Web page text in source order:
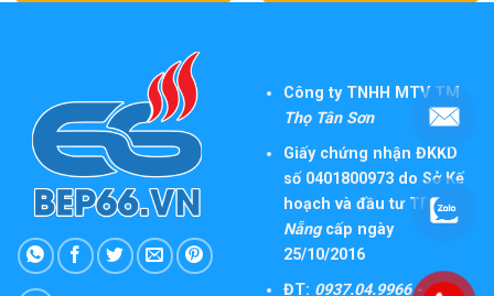
Công ty TNHH MTV TM
Thọ Tân Sơn
Giấy chứng nhận ĐKKD
số 0401800973 do Sở Kế
hoạch và đầu tư TPĐà
Nẵngcấp ngày
25/10/2016
ĐT: 0937.04.9966 -